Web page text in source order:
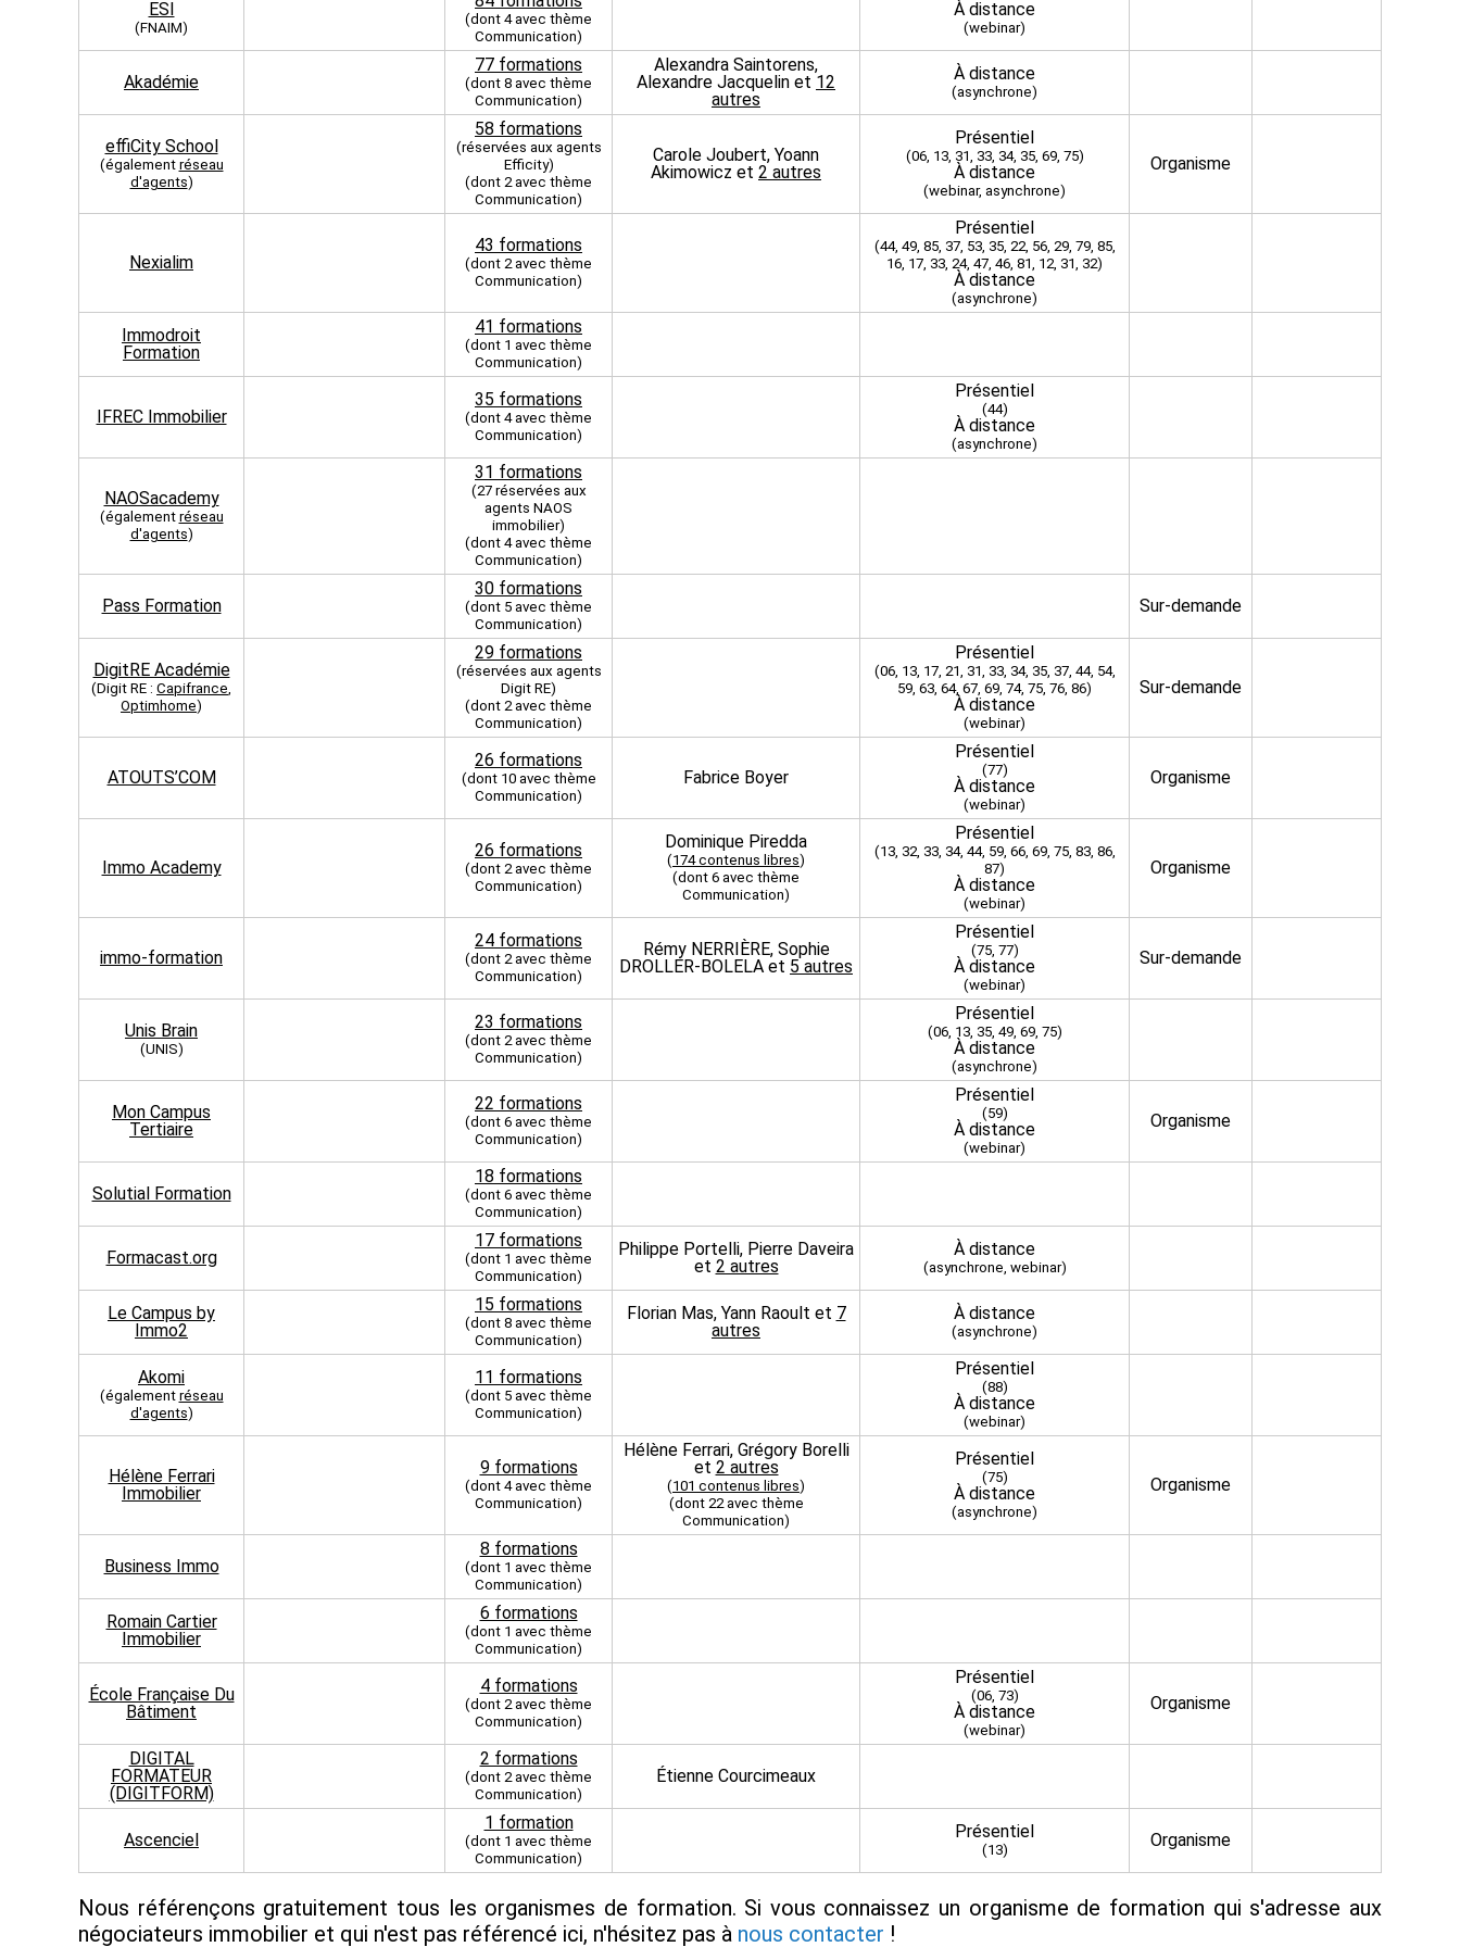
ESI
(FNAIM)
(dont 4 avec thème
Communication)
À distance
(webinar)
Akadémie
77 formations
(dont 8 avec thème
Communication)
Alexandra Saintorens,
Alexandre Jacquelin et 12
autres
À distance
(asynchrone)
effiCity School
(également réseau
d'agents)
58 formations
(réservées aux agents
Efficity)
(dont 2 avec thème
Communication)
Carole Joubert, Yoann
Akimowicz et 2 autres
Présentiel
(06, 13, 31, 33, 34, 35, 69, 75)
À distance
(webinar, asynchrone)
Organisme
Nexialim
43 formations
(dont 2 avec thème
Communication)
Présentiel
(44, 49, 85, 37, 53, 35, 22, 56, 29, 79, 85,
16, 17, 33, 24, 47, 46, 81, 12, 31, 32)
À distance
(asynchrone)
Immodroit
Formation
41 formations
(dont 1 avec thème
Communication)
IFREC Immobilier
35 formations
(dont 4 avec thème
Communication)
Présentiel
(44)
À distance
(asynchrone)
NAOSacademy
(également réseau
d'agents)
31 formations
(27 réservées aux
agents NAOS
immobilier)
(dont 4 avec thème
Communication)
Pass Formation
30 formations
(dont 5 avec thème
Communication)
Sur-demande
DigitRE Académie
(Digit RE : Capifrance,
Optimhome)
29 formations
(réservées aux agents
Digit RE)
(dont 2 avec thème
Communication)
Présentiel
(06, 13, 17, 21, 31, 33, 34, 35, 37, 44, 54,
59, 63, 64, 67, 69, 74, 75, 76, 86)
À distance
(webinar)
Sur-demande
ATOUTS’COM
26 formations
(dont 10 avec thème
Communication)
Fabrice Boyer
Présentiel
(77)
À distance
(webinar)
Organisme
Immo Academy
26 formations
(dont 2 avec thème
Communication)
Dominique Piredda
(174 contenus libres)
(dont 6 avec thème
Communication)
Présentiel
(13, 32, 33, 34, 44, 59, 66, 69, 75, 83, 86,
87)
À distance
(webinar)
Organisme
immo-formation
24 formations
(dont 2 avec thème
Communication)
Rémy NERRIÈRE, Sophie
DROLLER-BOLELA et 5 autres
Présentiel
(75, 77)
À distance
(webinar)
Sur-demande
Unis Brain
(UNIS)
23 formations
(dont 2 avec thème
Communication)
Présentiel
(06, 13, 35, 49, 69, 75)
À distance
(asynchrone)
Mon Campus
Tertiaire
22 formations
(dont 6 avec thème
Communication)
Présentiel
(59)
À distance
(webinar)
Organisme
Solutial Formation
18 formations
(dont 6 avec thème
Communication)
Formacast.org
17 formations
(dont 1 avec thème
Communication)
Philippe Portelli, Pierre Daveira
et 2 autres
À distance
(asynchrone, webinar)
Le Campus by
Immo2
15 formations
(dont 8 avec thème
Communication)
Florian Mas, Yann Raoult et 7
autres
À distance
(asynchrone)
Akomi
(également réseau
d'agents)
11 formations
(dont 5 avec thème
Communication)
Présentiel
(88)
À distance
(webinar)
Hélène Ferrari
Immobilier
9 formations
(dont 4 avec thème
Communication)
Hélène Ferrari, Grégory Borelli
et 2 autres
(101 contenus libres)
(dont 22 avec thème
Communication)
Présentiel
(75)
À distance
(asynchrone)
Organisme
Business Immo
8 formations
(dont 1 avec thème
Communication)
Romain Cartier
Immobilier
6 formations
(dont 1 avec thème
Communication)
École Française Du
Bâtiment
4 formations
(dont 2 avec thème
Communication)
Présentiel
(06, 73)
À distance
(webinar)
Organisme
DIGITAL
FORMATEUR
(DIGITFORM)
2 formations
(dont 2 avec thème
Communication)
Étienne Courcimeaux
Ascenciel
1 formation
(dont 1 avec thème
Communication)
Présentiel
(13) Organisme
Nous référençons gratuitement tous les organismes de formation. Si vous connaissez un organisme de formation qui s'adresse aux
négociateurs immobilier et qui n'est pas référencé ici, n'hésitez pas à nous contacter !